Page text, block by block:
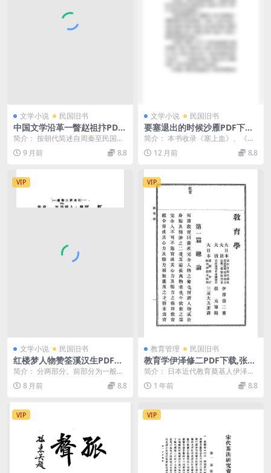
文学小说 民国旧书
中国文学沿革一瞥赵祖抃PDF
下载,中国古代文学史研究
简介： 按朝代简述自周秦至民国初
期中国文学的发展 截图： 目录：
9 月前 8.8
文学小说 民国旧书
要塞退出的时候沙雁PDF下载,
抗战文艺丛书
简介： 本书收录《塞上血》、《要
塞退出的时候》、《追》、《河
塞》、《青纱帐》、《...
12 月前 8.8
VIP
文学小说 民国旧书
红楼梦人物赞筌溪汉生PDF下
载,红楼梦文学研究史料
简介： 分两部分。前部分为一般的
赞词；后部分为“补义”，用问答的体
裁写成 截图：...
8 月前 8.8
VIP
教育管理 民国旧书
教育学伊泽修二PDF下载,张元
杰阅,三屋大五郎译,汉译教育
简介： 日本近代教育奠基人伊泽修
二（1851-1917）的代表作《教育
学》，这是...
1 年前 8.8
VIP VIP